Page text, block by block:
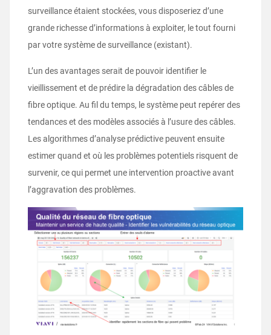
surveillance étaient stockées, vous disposeriez d’une
grande richesse d’informations à exploiter, le tout fourni
par votre système de surveillance (existant).
L’un des avantages serait de pouvoir identifier le
vieillissement et de prédire la dégradation des câbles de
fibre optique. Au fil du temps, le système peut repérer des
tendances et des modèles associés à l’usure des câbles.
Les algorithmes d’analyse prédictive peuvent ensuite
estimer quand et où les problèmes potentiels risquent de
survenir, ce qui permet une intervention proactive avant
l’aggravation des problèmes.